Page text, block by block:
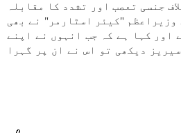
جنسی تعصب اور تشدد کا مقابلہ
"کیئر اسٹارمر" نے بھی
اور کہا ہے کہ جب انہوں نے اپنے
دیکھی تو اس نے ان پر گہرا